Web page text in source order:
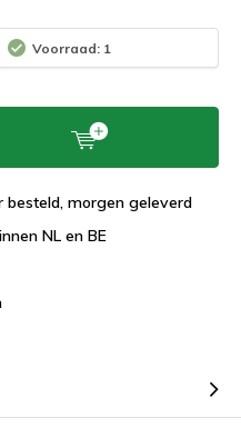
Voorraad: 1
besteld, morgen geleverd
NL en BE